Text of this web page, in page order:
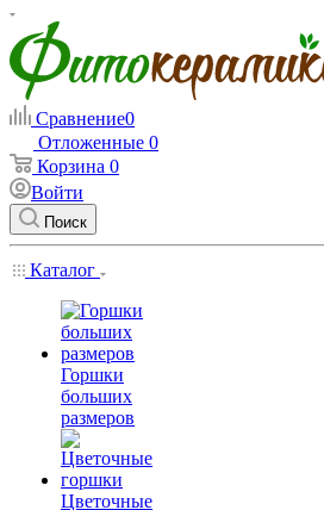
Сравнение0
Отложенные 0
Корзина 0
Войти
Поиск
Каталог
Горшки
больших
размеров
Цветочные